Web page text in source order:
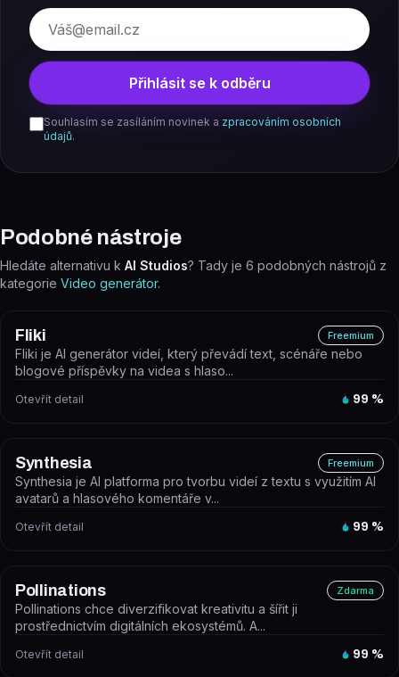
E-mail
Přihlásit se k odběru
Souhlasím se zasíláním novinek a zpracováním osobních
údajů.
Podobné nástroje
Hledáte alternativu k AI Studios? Tady je 6 podobných nástrojů z
kategorie Video generátor.
Fliki Freemium
Fliki je AI generátor videí, který převádí text, scénáře nebo
blogové příspěvky na videa s hlaso...
Otevřít detail 99 %
Synthesia Freemium
Synthesia je AI platforma pro tvorbu videí z textu s využitím AI
avatarů a hlasového komentáře v...
Otevřít detail 99 %
Pollinations Zdarma
Pollinations chce diverzifikovat kreativitu a šířit ji
prostřednictvím digitálních ekosystémů. A...
Otevřít detail 99 %